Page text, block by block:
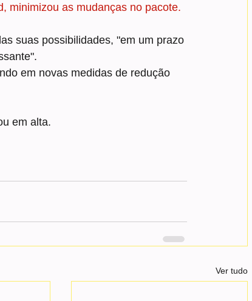
minimizou as mudanças no pacote.
suas possibilidades, "em um prazo
em novas medidas de redução
em alta.
Ver tudo